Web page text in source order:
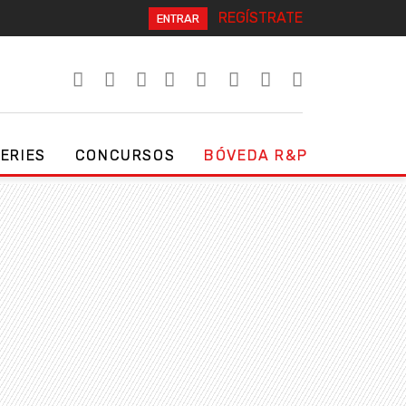
ENTRAR REGÍSTRATE
CONCURSOS BÓVEDA R&P